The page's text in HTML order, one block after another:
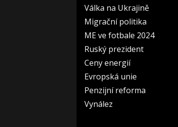
Válka na Ukrajině
Migrační politika
ME ve fotbale 2024
Ruský prezident
Ceny energií
Evropská unie
Penzijní reforma
Vynález